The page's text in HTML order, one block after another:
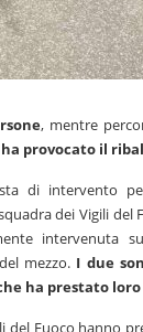
, mentre
provocato il
di intervento
dei Vigili del
intervenuta
mezzo. I due
ha prestato loro
del Fuoco hanno